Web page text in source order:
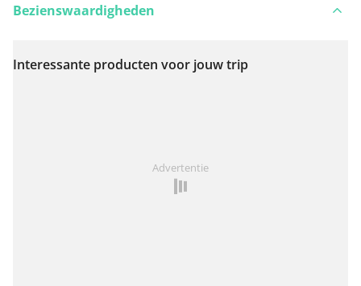
Bekijk op kaart
Bezienswaardigheden
Interessante producten voor jouw trip
Advertentie